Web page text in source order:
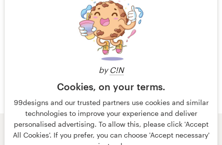
by C!N
Cookies, on your terms.
99designs and our trusted partners use cookies and similar
technologies to improve your experience and deliver
personalised advertising. To allow this, please click 'Accept
All Cookies'. If you prefer, you can choose 'Accept necessary'
Más reseñas
© 99designs
de Vista